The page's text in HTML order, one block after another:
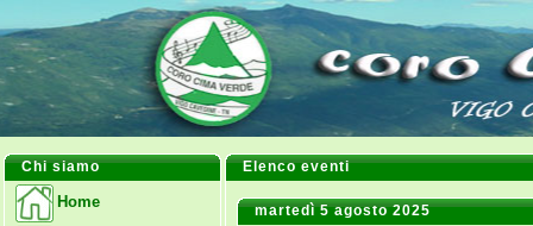
Chi siamo
Home
Elenco eventi
martedì 5 agosto 2025